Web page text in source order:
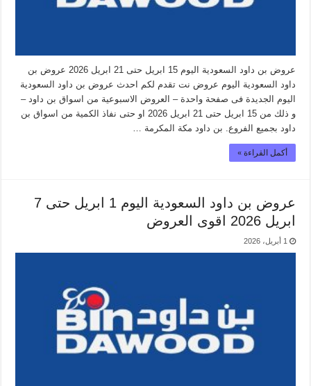
عروض بن داود السعودية اليوم 15 ابريل حتى 21 ابريل 2026 عروض بن
داود السعودية اليوم عروض نت تقدم لكم احدث عروض بن داود السعودية
اليوم الجديدة فى صفحة واحدة – العروض الاسبوعية من اسواق بن داود –
و ذلك من 15 ابريل حتى 21 ابريل 2026 او حتى نفاذ الكمية من اسواق بن
داود بجميع الفروع. بن داود مكة المكرمة …
أكمل القراءة »
عروض بن داود السعودية اليوم 1 ابريل حتى 7
ابريل 2026 اقوى العروض
1 أبريل، 2026